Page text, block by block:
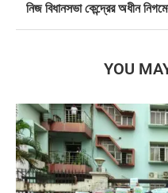
নিজ বিধানসভা কেন্দ্রের অধীন
YOU